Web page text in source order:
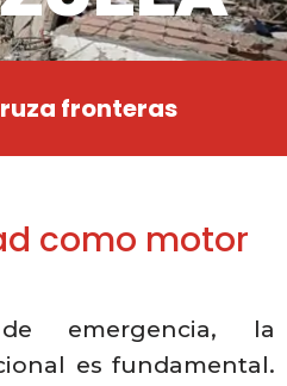
fronteras
como motor
emergencia, la
es fundamental.